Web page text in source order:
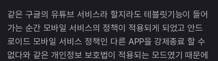
같은 구글의 유튜브 서비스라 할지라도 테블릿기능이 들어
가는 순간 모바일 서비스의 정책이 적용되게 되었고 안드
로이드 모바일 서비스 정책인 다른 APP을 강제종료 할 수
없다와 같은 개인정보 보호법이 적용되는 모드였기 때문에